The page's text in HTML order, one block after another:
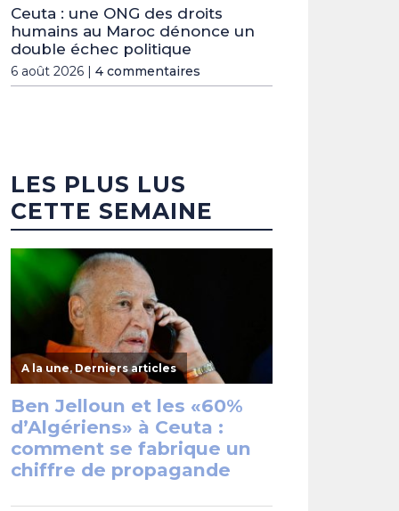
Ceuta : une ONG des droits
humains au Maroc dénonce un
double échec politique
6 août 2026 | 4 commentaires
LES PLUS LUS
CETTE SEMAINE